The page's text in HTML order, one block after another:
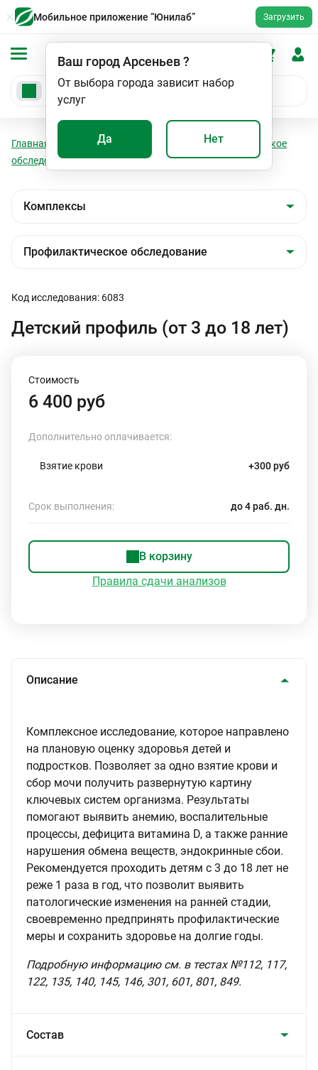
Мобильное приложение “Юнилаб” Загрузить
Ваш городАрсеньев?
От выбора города зависит набор
услуг
Да Нет
Главная Анализы
Профилактическое
обследование
Детский профиль (от 3 до 18 лет)
Код исследования: 6083
Детский профиль (от 3 до 18 лет)
Стоимость
6 400 руб
Дополнительно оплачивается:
Взятие крови +300 руб
Срок выполнения: до 4 раб. дн.
В корзину
Правила сдачи анализов
Описание
Комплексное исследование, которое направлено
на плановую оценку здоровья детей и
подростков. Позволяет за одно взятие крови и
сбор мочи получить развернутую картину
ключевых систем организма. Результаты
помогают выявить анемию, воспалительные
процессы, дефицита витамина D, а также ранние
нарушения обмена веществ, эндокринные сбои.
Рекомендуется проходить детям с 3 до 18 лет не
реже 1 раза в год, что позволит выявить
патологические изменения на ранней стадии,
своевременно предпринять профилактические
меры и сохранить здоровье на долгие годы.
Подробную информацию см. в тестах №112, 117,
122, 135, 140, 145, 146, 301, 601, 801, 849.
Состав